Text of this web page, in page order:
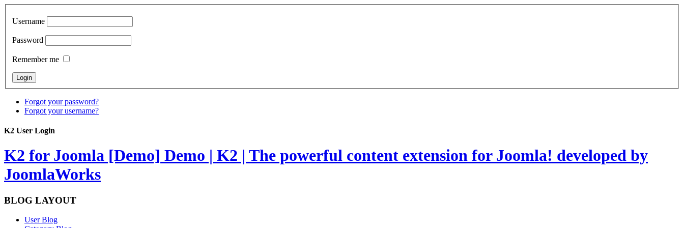
Username
Password
Remember me
Forgot your password?
Forgot your username?
K2 User Login
K2 for Joomla [Demo] Demo | K2 | The powerful content extension for Joomla! developed by
JoomlaWorks
BLOG LAYOUT
User Blog